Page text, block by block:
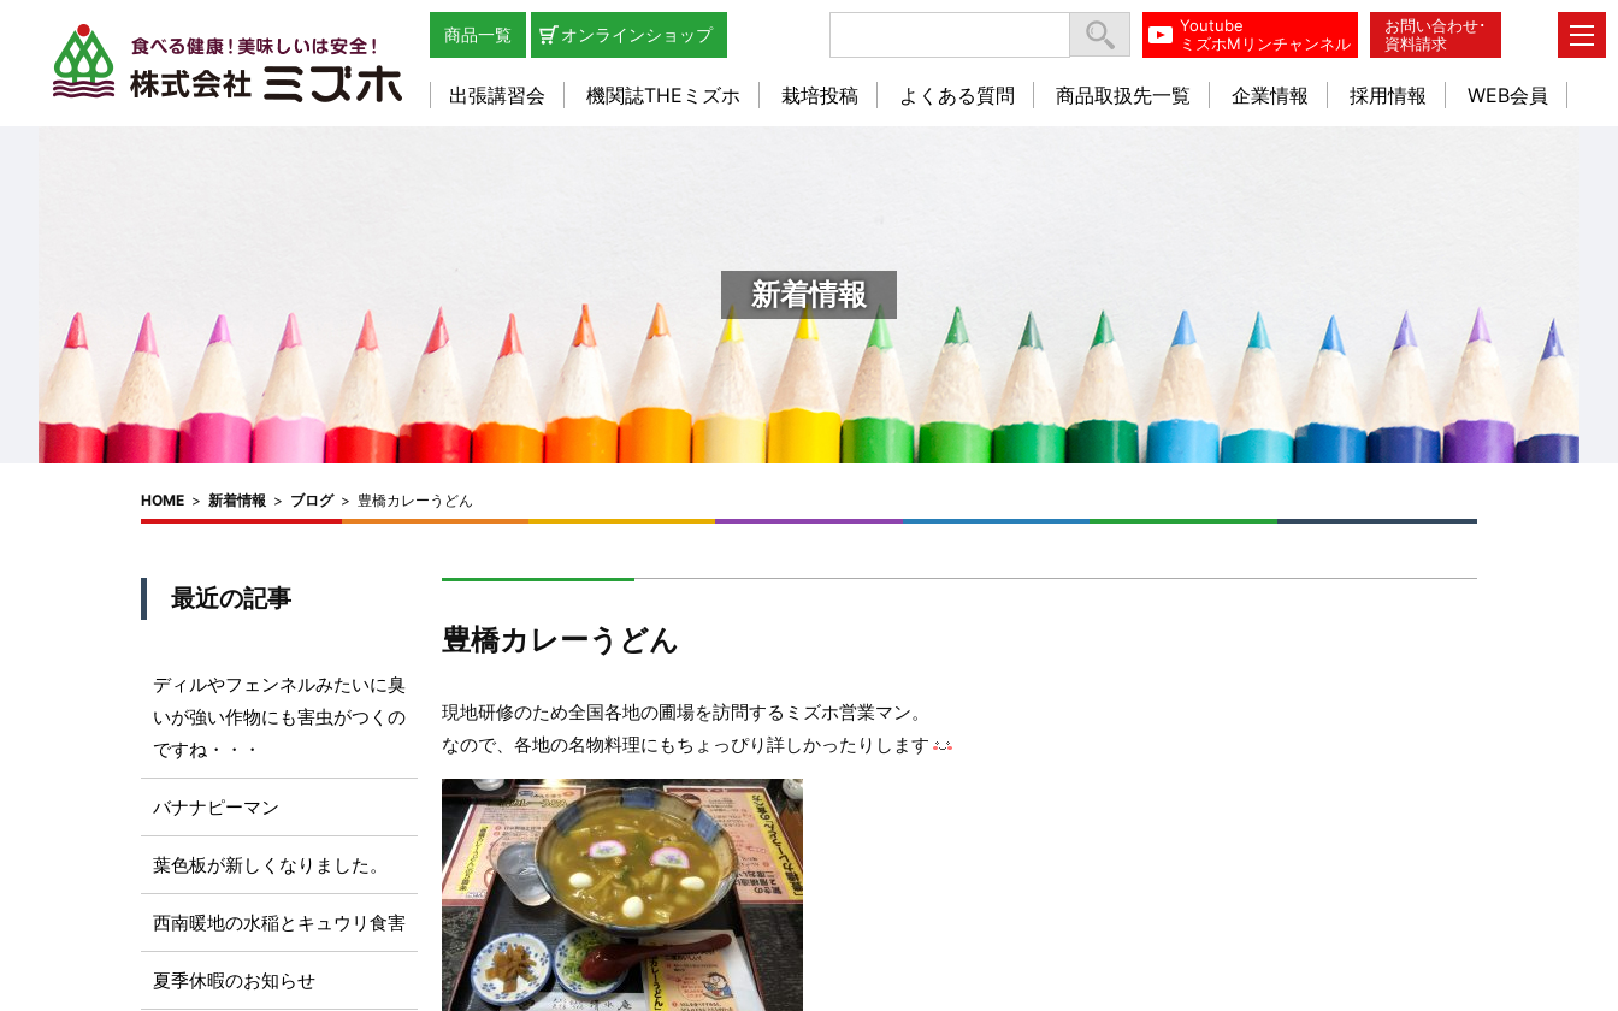
お問い合わせ･
資料請求
Youtube
ミズホMリンチャンネル
商品一覧 オンラインショップ
出張講習会 機関誌THEミズホ 栽培投稿 よくある質問 商品取扱先一覧 企業情報 採用情報 WEB会員
新着情報
HOME > 新着情報 > ブログ> 豊橋カレーうどん
豊橋カレーうどん
現地研修のため全国各地の圃場を訪問するミズホ営業マン。
なので、各地の名物料理にもちょっぴり詳しかったりします
最近の記事
ディルやフェンネルみたいに臭
いが強い作物にも害虫がつくの
ですね・・・
バナナピーマン
葉色板が新しくなりました。
西南暖地の水稲とキュウリ食害
夏季休暇のお知らせ